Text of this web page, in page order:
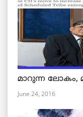
മാറുന്ന
June 24, 2016